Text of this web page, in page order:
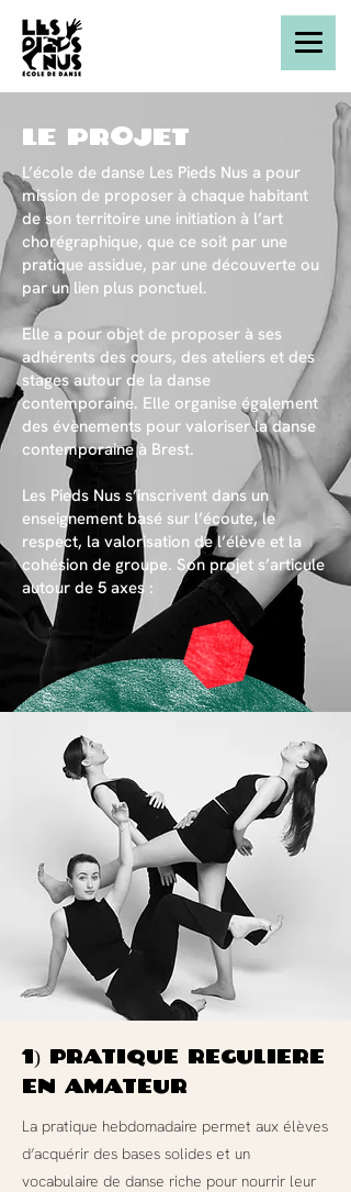
le projet
L’école de danse Les Pieds Nus a pour
mission de proposer à chaque habitant
de son territoire une initiation à l’art
chorégraphique, que ce soit par une
pratique assidue, par une découverte ou
par un lien plus ponctuel.
Elle a pour objet de proposer à ses
adhérents des cours, des ateliers et des
stages autour de la danse
contemporaine. Elle organise également
des évènements pour valoriser la danse
contemporaine à Brest.
Les Pieds Nus s’inscrivent dans un
enseignement basé sur l’écoute, le
respect, la valorisation de l’élève et la
cohésion de groupe. Son projet s’articule
autour de 5 axes :
1) Pratique régulière
en amateur
La pratique hebdomadaire permet aux élèves
d’acquérir des bases solides et un
vocabulaire de danse riche pour nourrir leur